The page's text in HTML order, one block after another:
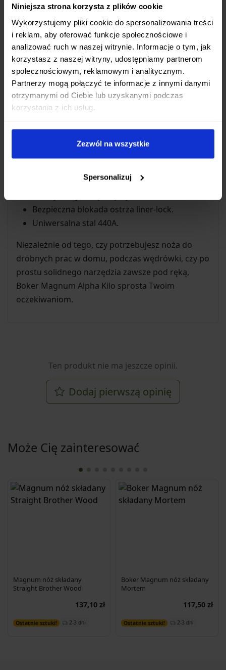
Niniejsza strona korzysta z plików cookie
Wykorzystujemy pliki cookie do spersonalizowania treści
i reklam, aby oferować funkcje społecznościowe i
analizować ruch w naszej witrynie. Informacje o tym, jak
korzystasz z naszej witryny, udostępniamy partnerom
społecznościowym, reklamowym i analitycznym.
Partnerzy mogą połączyć te informacje z innymi danymi
otrzymanymi od Ciebie lub uzyskanymi podczas
korzystania z ich usług.
Zezwól na wszystkie
Spersonalizuj
Idealny do codziennego noszenia (EDC)
Dzięki długości całkowitej wynoszącej170 mm
wadze116 g, Boker Magnum Alpha Kilo jest
nożem, który z łatwością zmieścisz w kieszeni,
plecaku czy torbie. Jego rozmiar i waga czynią go
świetnym narzędziem do codziennego noszenia
(EDC - Every Day Carry), gotowym do pomocy w
przecinania czy otwierania.
Bezpieczna blokada ostrza liner-lock.
Uniwersalna stal 440A.
Niezależnie od tego, czy potrzebujesz noża do
drobnych prac w domu, podczas wędrówki, czy po
prostu solidnego narzędzia zawsze pod ręką,
Boker Magnum Alpha Kilo sprosta Twoim
oczekiwaniom.
Ten produkt nie ma jeszcze opinii.
Dodaj pierwszą opinię
Może Cię zainteresować
Magnum nóż składany
Straight Brother Wood
137,10 zł
Ostatnie sztuki! 2-3 dni
Dodaj do koszyka
Boker Magnum nóż składany
Mortem
117,50 zł
Ostatnie sztuki! 2-3 dni
Dodaj do koszyka